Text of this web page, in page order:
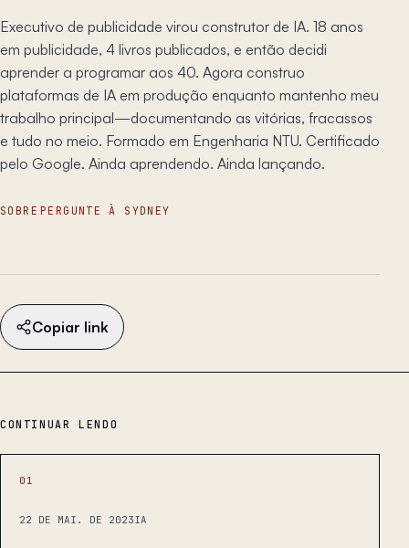
Executivo de publicidade virou construtor de IA. 18 anos
em publicidade, 4 livros publicados, e então decidi
aprender a programar aos 40. Agora construo
plataformas de IA em produção enquanto mantenho meu
trabalho principal—documentando as vitórias, fracassos
e tudo no meio. Formado em Engenharia NTU. Certificado
pelo Google. Ainda aprendendo. Ainda lançando.
SOBRE PERGUNTE À SYDNEY
Copiar link
CONTINUAR LENDO
01
22 DE MAI. DE 2023IA